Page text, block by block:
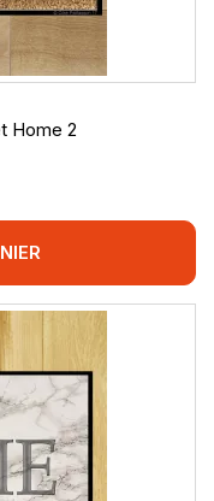
Home 2